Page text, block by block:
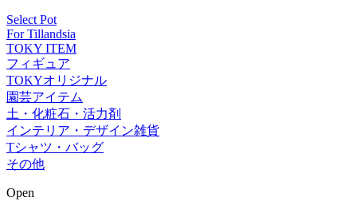
Select Pot
For Tillandsia
TOKY ITEM
フィギュア
TOKYオリジナル
園芸アイテム
土・化粧石・活力剤
インテリア・デザイン雑貨
Tシャツ・バッグ
その他
Open